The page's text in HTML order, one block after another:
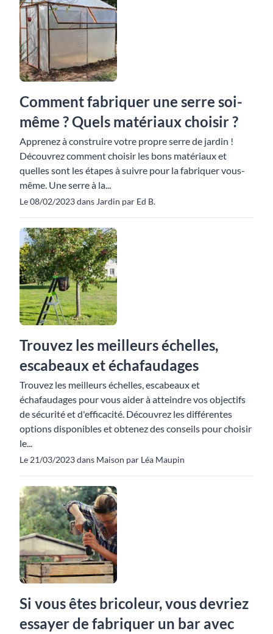
Comment fabriquer une serre soi-
même ? Quels matériaux choisir ?
Apprenez à construire votre propre serre de jardin !
Découvrez comment choisir les bons matériaux et
quelles sont les étapes à suivre pour la fabriquer vous-
même. Une serre à la...
Le 08/02/2023 dans Jardin par Ed B.
Trouvez les meilleurs échelles,
escabeaux et échafaudages
Trouvez les meilleurs échelles, escabeaux et
échafaudages pour vous aider à atteindre vos objectifs
de sécurité et d'efficacité. Découvrez les différentes
options disponibles et obtenez des conseils pour choisir
le...
Le 21/03/2023 dans Maison par Léa Maupin
Si vous êtes bricoleur, vous devriez
essayer de fabriquer un bar avec